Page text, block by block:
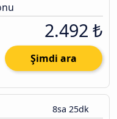
2.492 ₺
Şimdi ara
8sa 25dk